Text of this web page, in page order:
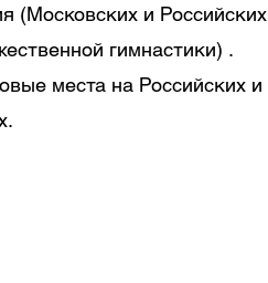
(Московских и Российских
гимнастики) .
места на Российских и